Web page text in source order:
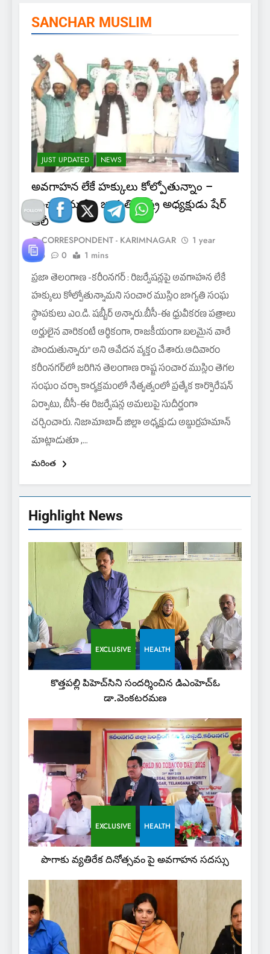
Highlight News
EXCLUSIVE HEALTH
కొత్తపల్లి పిహెచ్‌సిని సందర్శించిన డిఎంహెచ్‌ఓ
డా.వెంకటరమణ
EXCLUSIVE HEALTH
పొగాకు వ్యతిరేక దినోత్సవం పై అవగాహన సదస్సు
SANCHAR MUSLIM
JUST UPDATED NEWS
అవగాహన లేకే హక్కులు కోల్పోతున్నాం –
సంచార ముస్లిం జాగృతి రాష్ట్ర అధ్యక్షుడు షేర్
ఆలీ
CORRESPONDENT - KARIMNAGAR
1 year
ago
0 1 mins
ప్రజా తెలంగాణ -కరీంనగర్ : రిజర్వేషన్లపై అవగాహన లేకే
హక్కులు కోల్పోతున్నామని సంచార ముస్లిం జాగృతి సంఘ
స్థాపకులు ఎం.డి. షబ్బీర్ అన్నారు.బీసీ-ఈ ధ్రువీకరణ పత్రాలు
అర్హులైన వారికంటే ఆర్థికంగా, రాజకీయంగా బలమైన వారే
పొందుతున్నారు” అని ఆవేదన వ్యక్తం చేశారు.ఆదివారం
కరీంనగర్‌లో జరిగిన తెలంగాణ రాష్ట్ర సంచార ముస్లిం తెగల
సంఘం చర్చా కార్యక్రమంలో నేతృత్వంలో ప్రత్యేక కార్పొరేషన్
ఏర్పాటు, బీసీ-ఈ రిజర్వేషన్ల అమలుపై సుదీర్ఘంగా
చర్చించారు. నిజామాబాద్ జిల్లా అధ్యక్షుడు అబ్దుర్రహమాన్
మాట్లాడుతూ ,…
మరింత